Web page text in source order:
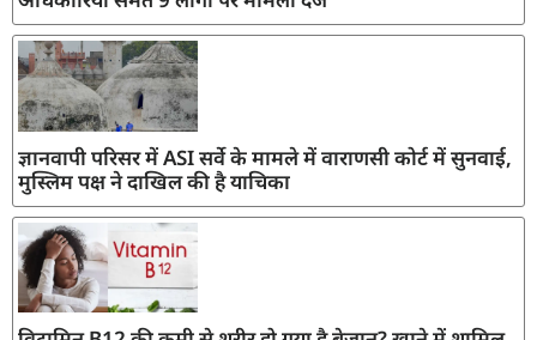
ज्ञानवापी परिसर में ASI सर्वे के मामले में वाराणसी कोर्ट में सुनवाई,
मुस्लिम पक्ष ने दाखिल की है याचिका